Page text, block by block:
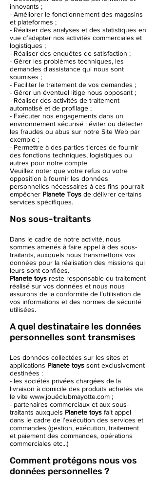
innovants ;
- Améliorer le fonctionnement des magasins
et plateformes ;
- Réaliser des analyses et des statistiques en
vue d’adapter nos activités commerciales et
logistiques ;
- Réaliser des enquêtes de satisfaction ;
- Gérer les problèmes techniques, les
demandes d'assistance qui nous sont
soumises ;
- Faciliter le traitement de vos demandes ;
- Gérer un éventuel litige nous opposant ;
- Réaliser des activités de traitement
automatisé et de profilage ;
- Exécuter nos engagements dans un
environnement sécurisé : éviter ou détecter
les fraudes ou abus sur notre Site Web par
exemple ;
- Permettre à des parties tierces de fournir
des fonctions techniques, logistiques ou
autres pour notre compte.
Veuillez noter que votre refus ou votre
opposition à fournir les données
personnelles nécessaires à ces fins pourrait
empêcher Planete Toys de délivrer certains
services spécifiques.
Nos sous-traitants
Dans le cadre de notre activité, nous
sommes amenés à faire appel à des sous-
traitants, auxquels nous transmettons vos
données pour la réalisation des missions qui
leurs sont confiées.
Planete toys reste responsable du traitement
réalisé sur vos données et nous nous
assurons de la conformité de l'utilisation de
vos informations et des normes de sécurité
utilisées.
A quel destinataire les données
personnelles sont transmises
Les données collectées sur les sites et
applications Planete toys sont exclusivement
destinées :
- les sociétés privées chargées de la
livraison à domicile des produits achetés via
le vite www.jouéclubmayotte.com ;
- partenaires commerciaux et aux sous-
traitants auxquels Planete toys fait appel
dans le cadre de l’exécution des services et
commandes (gestion, exécution, traitement
et paiement des commandes, opérations
commerciales etc...)
Comment protégons nous vos
données personnelles ?